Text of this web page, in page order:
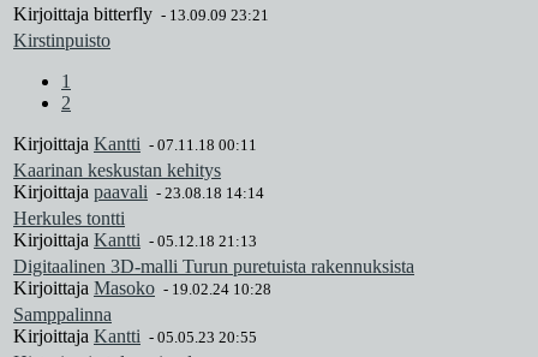
Kirjoittaja bitterfly - 13.09.09 23:21
Kirstinpuisto
1
2
Kirjoittaja Kantti - 07.11.18 00:11
Kaarinan keskustan kehitys
Kirjoittaja paavali - 23.08.18 14:14
Herkules tontti
Kirjoittaja Kantti - 05.12.18 21:13
Digitaalinen 3D-malli Turun puretuista rakennuksista
Kirjoittaja Masoko - 19.02.24 10:28
Samppalinna
Kirjoittaja Kantti - 05.05.23 20:55